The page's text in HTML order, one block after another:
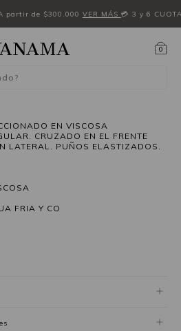
partir de $300.000 VER MÁS 💳 3 y 6
0
EN VISCOSA
CRUZADO EN EL FRENTE
LATERAL. PUÑOS ELASTIZADOS.
FRIA Y CO